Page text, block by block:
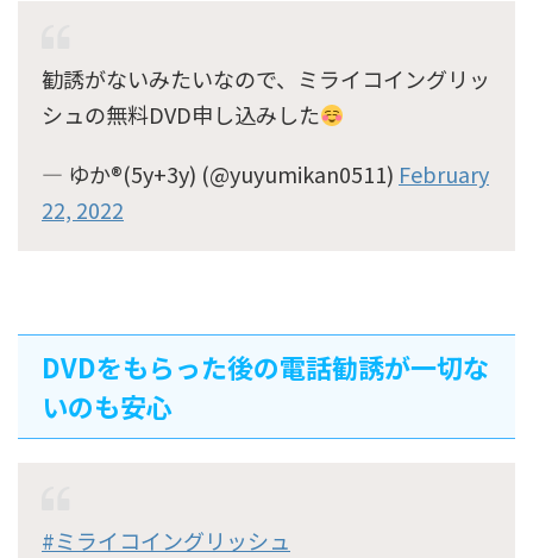
勧誘がないみたいなので、ミライコイングリッ
シュの無料DVD申し込みした
— ゆか®️(5y+3y) (@yuyumikan0511) February
22, 2022
DVDをもらった後の電話勧誘が一切な
いのも安心
#ミライコイングリッシュ